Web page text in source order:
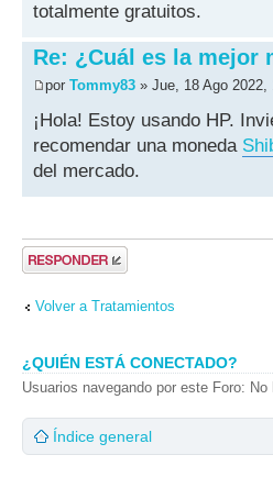
totalmente gratuitos.
Re: ¿Cuál es la mejor
por Tommy83 » Jue, 18 Ago 2022,
¡Hola! Estoy usando HP.
recomendar una moneda
del mercado.
Publicar una
respuesta
Volver a Tratamientos
¿QUIÉN ESTÁ CONECTADO?
Usuarios navegando por este Foro:
Índice general